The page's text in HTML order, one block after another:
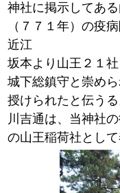
神社に掲示してあ
（７７１年）の疫
近江
坂本より山王２１
城下総鎮守と崇め
授けられたと伝う
川吉通は、当神社
の山王稲荷社として